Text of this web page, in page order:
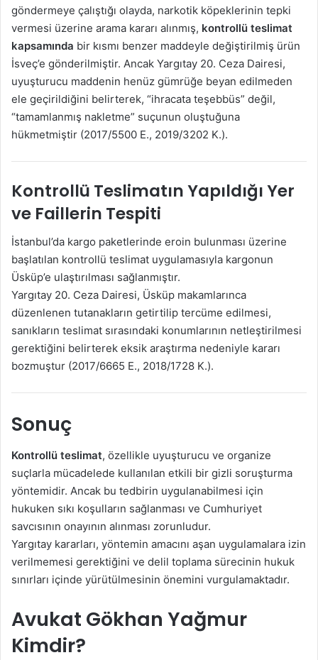
göndermeye çalıştığı olayda, narkotik köpeklerinin tepki
vermesi üzerine arama kararı alınmış, kontrollü teslimat
kapsamında bir kısmı benzer maddeyle değiştirilmiş ürün
İsveç’e gönderilmiştir. Ancak Yargıtay 20. Ceza Dairesi,
uyuşturucu maddenin henüz gümrüğe beyan edilmeden
ele geçirildiğini belirterek, “ihracata teşebbüs” değil,
“tamamlanmış nakletme” suçunun oluştuğuna
hükmetmiştir (2017/5500 E., 2019/3202 K.).
Kontrollü Teslimatın Yapıldığı Yer
ve Faillerin Tespiti
İstanbul’da kargo paketlerinde eroin bulunması üzerine
başlatılan kontrollü teslimat uygulamasıyla kargonun
Üsküp’e ulaştırılması sağlanmıştır.
Yargıtay 20. Ceza Dairesi, Üsküp makamlarınca
düzenlenen tutanakların getirtilip tercüme edilmesi,
sanıkların teslimat sırasındaki konumlarının netleştirilmesi
gerektiğini belirterek eksik araştırma nedeniyle kararı
bozmuştur (2017/6665 E., 2018/1728 K.).
Sonuç
Kontrollü teslimat, özellikle uyuşturucu ve organize
suçlarla mücadelede kullanılan etkili bir gizli soruşturma
yöntemidir. Ancak bu tedbirin uygulanabilmesi için
hukuken sıkı koşulların sağlanması ve Cumhuriyet
savcısının onayının alınması zorunludur.
Yargıtay kararları, yöntemin amacını aşan uygulamalara izin
verilmemesi gerektiğini ve delil toplama sürecinin hukuk
sınırları içinde yürütülmesinin önemini vurgulamaktadır.
Avukat Gökhan Yağmur
Kimdir?